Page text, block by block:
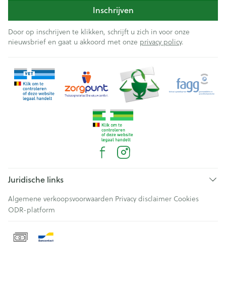
Inschrijven
Door op inschrijven te klikken, schrijft u zich in voor onze
nieuwsbrief en gaat u akkoord met onze privacy policy.
Juridische links
Algemene verkoopsvoorwaarden Privacy disclaimer Cookies
ODR-platform